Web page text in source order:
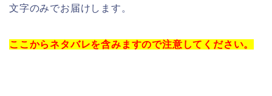
文字のみでお届けします。
ここからネタバレを含みますので注意してください。